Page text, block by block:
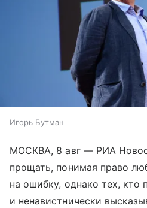
Игорь Бутман
МОСКВА, 8 авг — РИА
прощать, понимая право
на ошибку, однако тех, кто
и ненавистнически